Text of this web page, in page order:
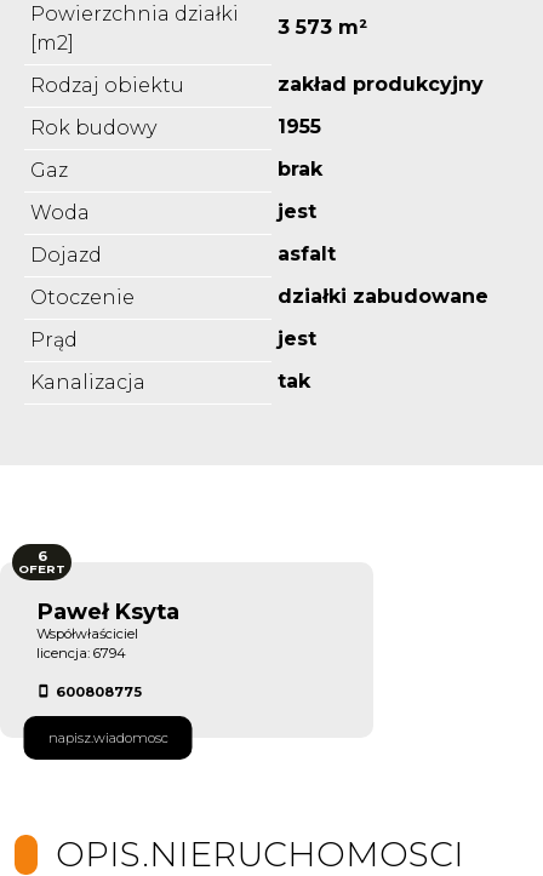
Powierzchnia działki
[m2]
3 573 m²
Rodzaj obiektu
zakład produkcyjny
Rok budowy
1955
Gaz
brak
Woda
jest
Dojazd
asfalt
Otoczenie
działki zabudowane
Prąd
jest
Kanalizacja
tak
Paweł Ksyta
Współwłaściciel
licencja: 6794
600808775
napisz.wiadomosc
6
OFERT
OPIS.NIERUCHOMOSCI